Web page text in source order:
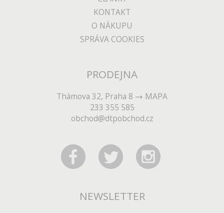
KONTAKT
O NÁKUPU
SPRÁVA COOKIES
PRODEJNA
Thámova 32, Praha 8
MAPA
233 355 585
obchod@dtpobchod.cz
NEWSLETTER